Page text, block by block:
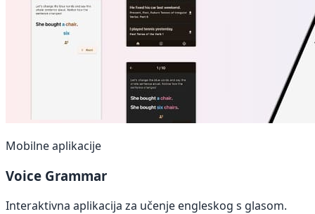
Mobilne aplikacije
Voice Grammar
Interaktivna aplikacija za učenje engleskog s glasom.